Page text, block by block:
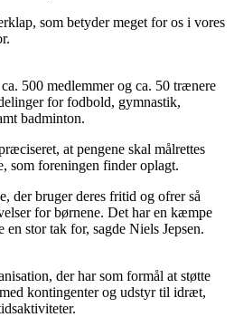
som betyder meget for os i vores
500 medlemmer og ca. 50 trænere
for fodbold, gymnastik,
badminton.
at pengene skal målrettes
som foreningen finder oplagt.
der bruger deres fritid og ofrer så
for børnene. Det har en kæmpe
stor tak for, sagde Niels Jepsen.
der har som formål at støtte
kontingenter og udstyr til idræt,